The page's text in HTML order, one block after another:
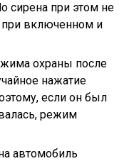
сирена при этом не
при включенном и
охраны после
нажатие
если он был
режим
автомобиль